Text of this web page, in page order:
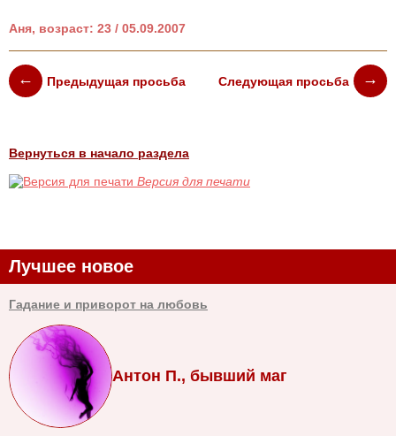
Аня, возраст: 23 / 05.09.2007
Предыдущая просьба Следующая просьба
Вернуться в начало раздела
Версия для печати
Лучшее новое
Гадание и приворот на любовь
Антон П., бывший маг